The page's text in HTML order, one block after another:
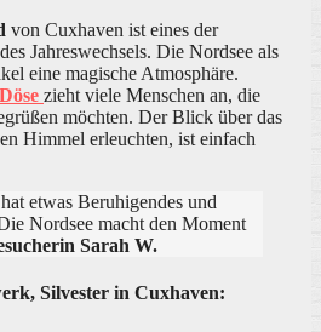
von Cuxhaven ist eines der
Jahreswechsels. Die Nordsee als
eine magische Atmosphäre.
Döse zieht viele Menschen an, die
möchten. Der Blick über das
Himmel erleuchten, ist einfach
etwas Beruhigendes und
Nordsee macht den Moment
Sarah W.
Silvester in Cuxhaven: